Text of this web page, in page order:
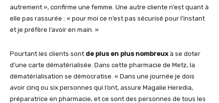
autrement », confirme une femme. Une autre cliente n’est quant à
elle pas rassurée : « pour moi ce n’est pas sécurisé pour l’instant
et je préfère l’avoir en main. »
Pourtant les clients sont de plus en plus nombreuxà se doter
d’une carte dématérialisée. Dans cette pharmacie de Metz, la
dématérialisation se démocratise. « Dans une journée je dois
avoir cinq ou six personnes qui l’ont, assure Magalie Heredia,
préparatrice en pharmacie, et ce sont des personnes de tous les